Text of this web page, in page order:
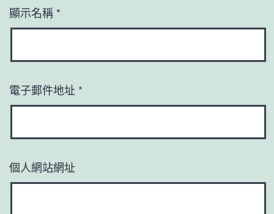
顯示名稱 *
電子郵件地址 *
個人網站網址